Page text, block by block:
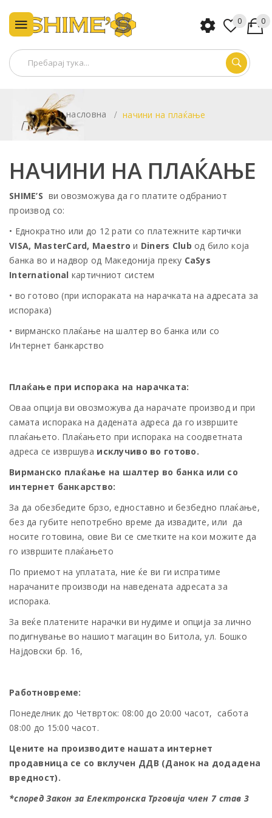
0 0
насловна начини на плаќање
НАЧИНИ НА ПЛАЌАЊЕ
SHIME’S ви овозможува да го платите одбраниот
производ со:
• Еднократно или до 12 рати со платежните картички
VISA, MasterCard, Maestro и Diners Club од било која
банка во и надвор од Македонија преку CaSys
International картичниот систем
• во готово (при испораката на нарачката на адресата за
испорака)
• вирманско плаќање на шалтер во банка или со
Интернет банкарство
Плаќање при испорака на нарачката:
Оваа опција ви овозможува да нарачате производ и при
самата испорака на дадената адреса да го извршите
плаќањето. Плаќањето при испорака на соодветната
адреса се извршува исклучиво во готово.
Вирманско плаќање на шалтер во банка или со
интернет банкарство:
За да обезбедите брзо, едноставно и безбедно плаќање,
без да губите непотребно време да извадите, или да
носите готовина, овие Ви се сметките на кои можите да
го извршите плаќањето
По приемот на уплатата, ние ќе ви ги испратиме
нарачаните производи на наведената адресата за
испорака.
За веќе платените нарачки ви нудиме и опција за лично
подигнување во нашиот магацин во Битола, ул. Бошко
Најдовски бр. 16,
Работновреме:
Понеделник до Четврток: 08:00 до 20:00 часот, сабота
08:00 до 15:00 часот.
Цените на производите нашата интернет
продавница се со вклучен ДДВ (Данок на додадена
вредност).
*според Закон за Електронска Трговија член 7 став 3